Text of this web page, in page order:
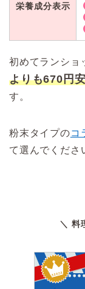
栄養成分表示
初めてランショ
よりも670円
す。
粉末タイプのコ
て選んでくださ
＼ 料